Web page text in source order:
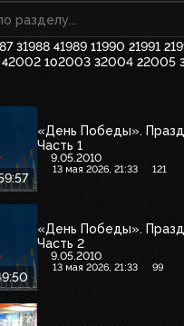
31988 41989 11990 21991 2
42002 102003 32004 22005
«День Победы».
Часть 1
9.05.2010
13 мая 2026, 21:33 121
«День Победы».
Часть 2
9.05.2010
13 мая 2026, 21:33 99